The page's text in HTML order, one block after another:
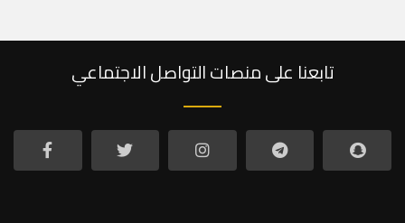
تابعنا على منصات التواصل الاجتماعي